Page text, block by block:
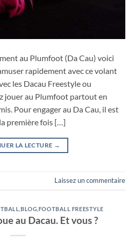
au Plumfoot (Da Cau) voici
rapidement avec ce volant
les Dacau Freestyle ou
jouer au Plumfoot partout en
Pour engager au Da Cau, il est
première fois […]
LA LECTURE →
Laissez un commentaire
,BLOG FOOTBALL FREESTYLE
au Dacau. Et vous ?